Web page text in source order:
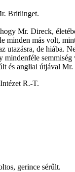
Britlinget.
Mr. Direck,
minden más volt,
utazásra, de hiába.
semmiség
és angliai útjával
R.-T.
gerince sérűlt.